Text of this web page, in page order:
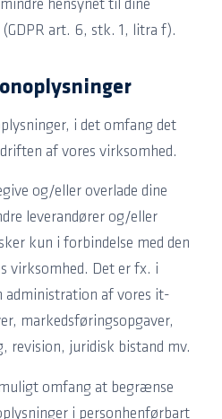
hensynet til dine
art. 6, stk. 1, litra f).
i det omfang det
af vores virksomhed.
og/eller overlade dine
leverandører og/eller
kun i forbindelse med den
virksomhed. Det er fx. i
administration af vores it-
markedsføringsopgaver,
revision, juridisk bistand mv.
omfang at begrænse
i personhenførbart